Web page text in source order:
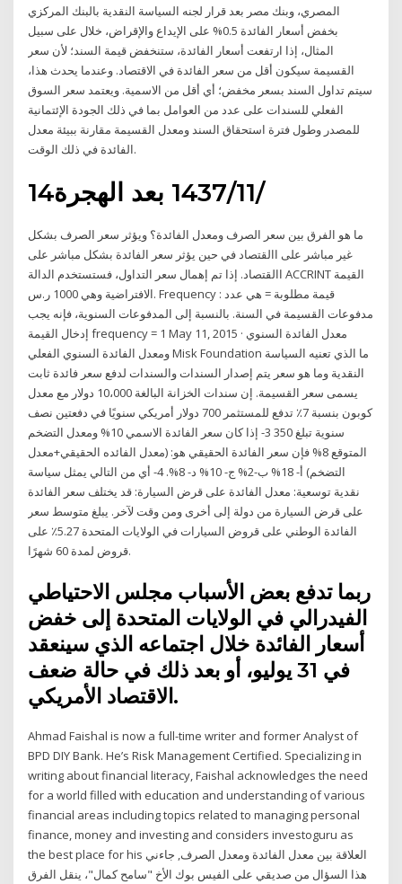
المصري، وبنك مصر بعد قرار لجنه السياسة النقدية بالبنك المركزي
بخفض أسعار الفائدة 0.5% على الإيداع والإقراض، خلال على سبيل
المثال، إذا ارتفعت أسعار الفائدة، ستنخفض قيمة السند؛ لأن سعر
القسيمة سيكون أقل من سعر الفائدة في الاقتصاد. وعندما يحدث هذا،
سيتم تداول السند بسعر مخفض؛ أي أقل من الاسمية. ويعتمد سعر السوق
الفعلي للسندات على عدد من العوامل بما في ذلك الجودة الإئتمانية
للمصدر وطول فترة استحقاق السند ومعدل القسيمة مقارنة ببيئة معدل
الفائدة في ذلك الوقت.
14‏‏/11‏‏/1437 بعد الهجرة
ما هو الفرق بين سعر الصرف ومعدل الفائدة؟ ويؤثر سعر الصرف بشكل
غير مباشر على االقتصاد في حين يؤثر سعر الفائدة بشكل مباشر على
االقتصاد. إذا تم إهمال سعر التداول، فستستخدم الدالة ACCRINT القيمة
الافتراضية وهي 1000 ر.س. Frequency : قيمة مطلوبة = هي عدد
مدفوعات القسيمة في السنة. بالنسبة إلى المدفوعات السنوية، فإنه يجب
إدخال القيمة frequency = 1 May 11, 2015 · معدل الفائدة السنوي
ومعدل الفائدة السنوي الفعلي Misk Foundation ما الذي تعنيه السياسة
النقدية وما هو سعر يتم إصدار السندات والسندات لدفع سعر فائدة ثابت
يسمى سعر القسيمة. إن سندات الخزانة البالغة 10،000 دولار مع معدل
كوبون بنسبة 7٪ تدفع للمستثمر 700 دولار أمريكي سنويًا في دفعتين نصف
سنوية تبلغ 350 3- إذا كان سعر الفائدة الاسمي 10% ومعدل التضخم
المتوقع 8% فإن سعر الفائدة الحقيقي هو: (معدل الفائده الحقيقي+معدل
التضخم) أ- 18% ب-2% ج- 10% د- 8%. 4- أي من التالي يمثل سياسة
نقدية توسعية: معدل الفائدة على قرض السيارة: قد يختلف سعر الفائدة
على قرض السيارة من دولة إلى أخرى ومن وقت لآخر. يبلغ متوسط سعر
الفائدة الوطني على قروض السيارات في الولايات المتحدة 5.27٪ على
قروض لمدة 60 شهرًا.
ربما تدفع بعض الأسباب مجلس الاحتياطي
الفيدرالي في الولايات المتحدة إلى خفض
أسعار الفائدة خلال اجتماعه الذي سينعقد
في 31 يوليو، أو بعد ذلك في حالة ضعف
الاقتصاد الأمريكي.
Ahmad Faishal is now a full-time writer and former Analyst of
BPD DIY Bank. He’s Risk Management Certified. Specializing in
writing about financial literacy, Faishal acknowledges the need
for a world filled with education and understanding of various
financial areas including topics related to managing personal
finance, money and investing and considers investoguru as
the best place for his العلاقة بين معدل الفائدة ومعدل الصرف, جاءني
هذا السؤال من صديقي على الفيس بوك الأخ "سامح كمال"، ينقل الفرق